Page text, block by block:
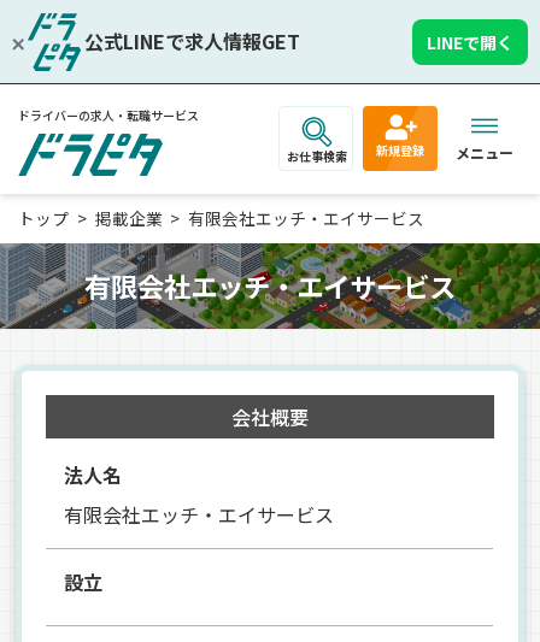
公式LINEで求人情報GET LINEで開く
ドライバーの求人・転職サービス
お仕事検索 新規登録 メニュー
トップ 掲載企業 有限会社エッチ・エイサービス
有限会社エッチ・エイサービス
会社概要
法人名
有限会社エッチ・エイサービス
設立